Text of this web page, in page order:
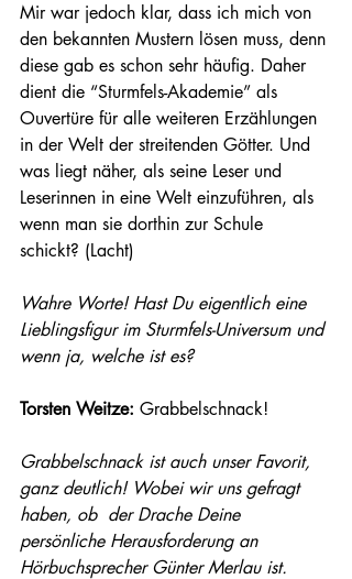
Mir war jedoch klar, dass ich mich von
den bekannten Mustern lösen muss, denn
diese gab es schon sehr häufig. Daher
dient die “Sturmfels-Akademie” als
Ouvertüre für alle weiteren Erzählungen
in der Welt der streitenden Götter. Und
was liegt näher, als seine Leser und
Leserinnen in eine Welt einzuführen, als
wenn man sie dorthin zur Schule
schickt? (Lacht)
Wahre Worte! Hast Du eigentlich eine
Lieblingsfigur im Sturmfels-Universum und
wenn ja, welche ist es?
Torsten Weitze: Grabbelschnack!
Grabbelschnack ist auch unser Favorit,
ganz deutlich! Wobei wir uns gefragt
haben, ob  der Drache Deine
persönliche Herausforderung an
Hörbuchsprecher Günter Merlau ist.